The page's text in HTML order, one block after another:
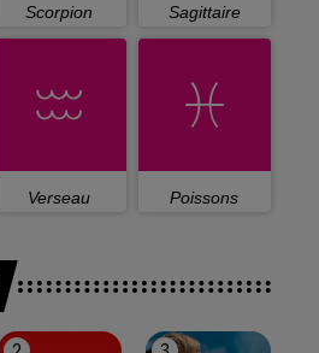
Scorpion Sagittaire
Verseau Poissons